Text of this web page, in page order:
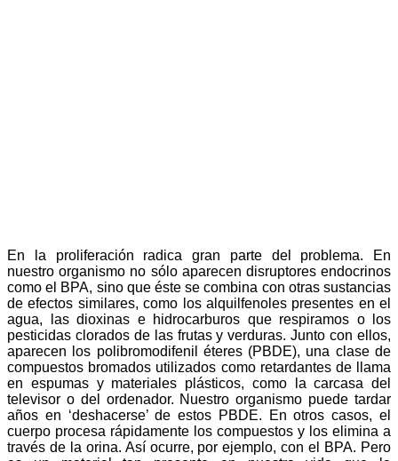
En la proliferación radica gran parte del problema. En
nuestro organismo no sólo aparecen disruptores endocrinos
como el BPA, sino que éste se combina con otras sustancias
de efectos similares, como los alquilfenoles presentes en el
agua, las dioxinas e hidrocarburos que respiramos o los
pesticidas clorados de las frutas y verduras. Junto con ellos,
aparecen los polibromodifenil éteres (PBDE), una clase de
compuestos bromados utilizados como retardantes de llama
en espumas y materiales plásticos, como la carcasa del
televisor o del ordenador. Nuestro organismo puede tardar
años en ‘deshacerse’ de estos PBDE. En otros casos, el
cuerpo procesa rápidamente los compuestos y los elimina a
través de la orina. Así ocurre, por ejemplo, con el BPA. Pero